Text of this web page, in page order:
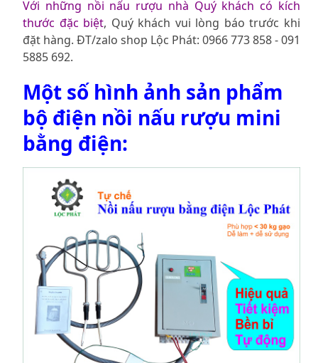
Với những nồi nấu rượu nhà Quý khách có kích
thước đặc biệt, Quý khách vui lòng báo trước khi
đặt hàng. ĐT/zalo shop Lộc Phát: 0966 773 858 - 091
5885 692.
Một số hình ảnh sản phẩm
bộ điện nồi nấu rượu mini
bằng điện: